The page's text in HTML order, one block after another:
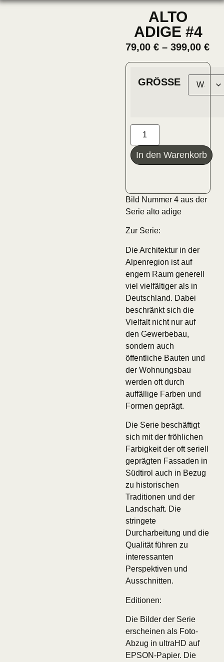
ALTO
ADIGE #4
79,00 €– 399,00 €
GRÖSSE
In den Warenkorb
Bild Nummer 4 aus der
Serie alto adige
Zur Serie:
Die Architektur in der
Alpenregion ist auf
engem Raum generell
viel vielfältiger als in
Deutschland. Dabei
beschränkt sich die
Vielfalt nicht nur auf
den Gewerbebau,
sondern auch
öffentliche Bauten und
der Wohnungsbau
werden oft durch
auffällige Farben und
Formen geprägt.
Die Serie beschäftigt
sich mit der fröhlichen
Farbigkeit der oft seriell
geprägten Fassaden in
Südtirol auch in Bezug
zu historischen
Traditionen und der
Landschaft. Die
stringete
Durcharbeitung und die
Qualität führen zu
interessanten
Perspektiven und
Ausschnitten.
Editionen:
Die Bilder der Serie
erscheinen als Foto-
Abzug in ultraHD auf
EPSON-Papier. Die